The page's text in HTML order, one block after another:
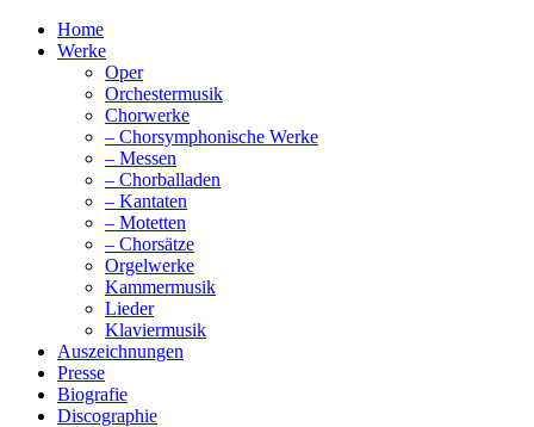
Home
Werke
Oper
Orchestermusik
Chorwerke
– Chorsymphonische Werke
– Messen
– Chorballaden
– Kantaten
– Motetten
– Chorsätze
Orgelwerke
Kammermusik
Lieder
Klaviermusik
Auszeichnungen
Presse
Biografie
Discographie